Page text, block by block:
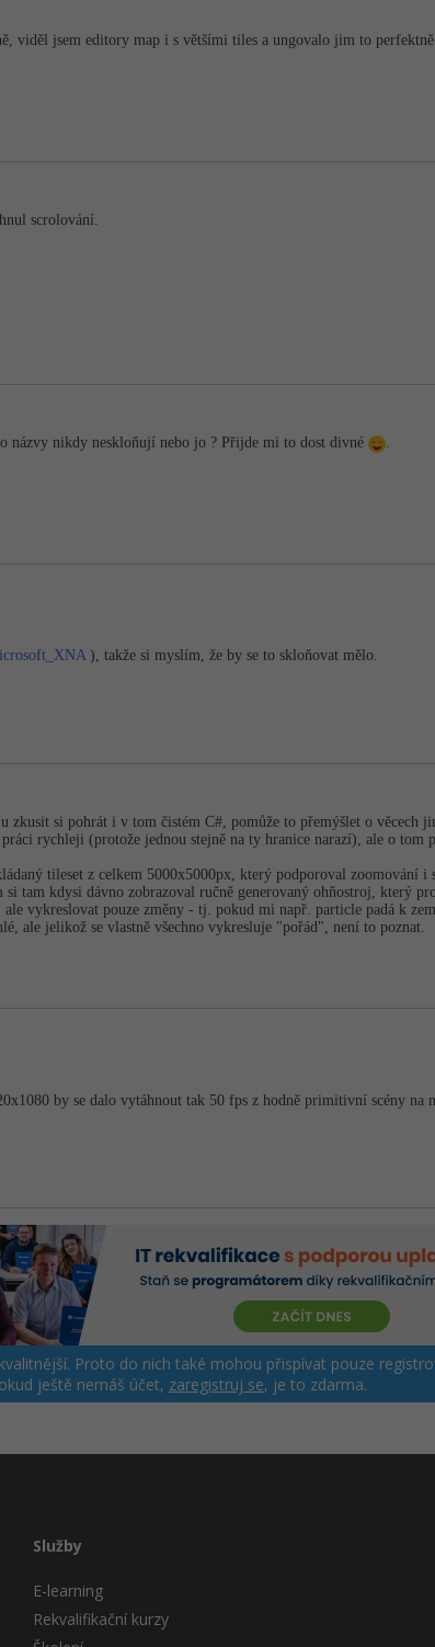
viděl jsem editory map i s většími tiles a ungovalo jim to
scrolování.
názvy nikdy neskloňují nebo jo ? Přijde mi to dost divné
), takže si myslím, že by se to skloňovat mělo.
zkusit si pohrát i v tom čistém C#, pomůže to přemýšlet o věcech
rychleji (protože jednou stejně na ty hranice narazí), ale o tom
tileset z celkem 5000x5000px, který podporoval zoomování i
tam kdysi dávno zobrazoval ručně generovaný ohňostroj, který
vykreslovat pouze změny - tj. pokud mi např. particle padá k
ale jelikož se vlastně všechno vykresluje "pořád", není to poznat.
by se dalo vytáhnout tak 50 fps z hodně primitivní scény na
Proto do nich také mohou přispívat pouze
ještě nemáš účet, zaregistruj se, je to zdarma.
Služby
E-learning
Rekvalifikační kurzy